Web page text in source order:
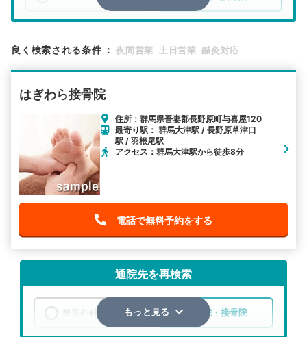
検索する
その他の検索方法
駅から探す 院名から探す
良く検索される条件 ： 夜間営業 土日営業 鍼灸対応
はぎわら接骨院
住所：群馬県吾妻郡長野原町与喜屋120
最寄り駅： 群馬大津駅 / 長野原草津口
駅 / 羽根尾駅
アクセス：群馬大津駅から徒歩8分
電話で無料予約をする
通院先を再検索
整形外科 整骨院・接骨院
もっと見る